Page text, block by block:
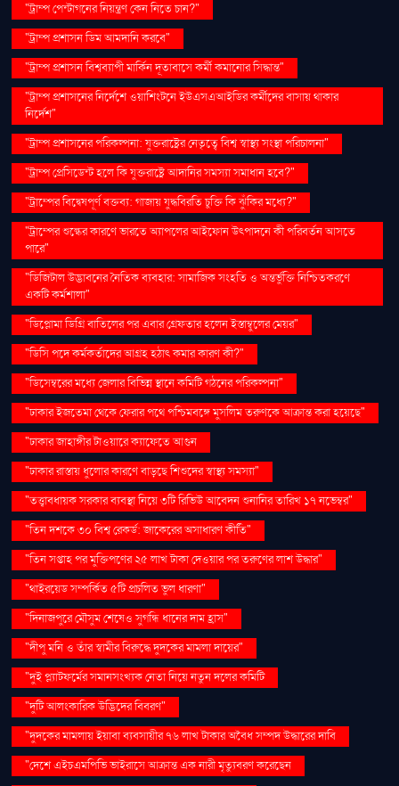
"ট্রাম্প পেন্টাগনের নিয়ন্ত্রণ কেন নিতে চান?"
"ট্রাম্প প্রশাসন ডিম আমদানি করবে"
"ট্রাম্প প্রশাসন বিশ্বব্যাপী মার্কিন দূতাবাসে কর্মী কমানোর সিদ্ধান্ত"
"ট্রাম্প প্রশাসনের নির্দেশে ওয়াশিংটনে ইউএসএআইডির কর্মীদের বাসায় থাকার
নির্দেশ"
"ট্রাম্প প্রশাসনের পরিকল্পনা: যুক্তরাষ্ট্রের নেতৃত্বে বিশ্ব স্বাস্থ্য সংস্থা পরিচালনা"
"ট্রাম্প প্রেসিডেন্ট হলে কি যুক্তরাষ্ট্রে আদানির সমস্যা সমাধান হবে?"
"ট্রাম্পের বিদ্বেষপূর্ণ বক্তব্য: গাজায় যুদ্ধবিরতি চুক্তি কি ঝুঁকির মধ্যে?"
"ট্রাম্পের শুল্কের কারণে ভারতে অ্যাপলের আইফোন উৎপাদনে কী পরিবর্তন আসতে
পারে"
"ডিজিটাল উদ্ভাবনের নৈতিক ব্যবহার: সামাজিক সংহতি ও অন্তর্ভুক্তি নিশ্চিতকরণে
একটি কর্মশালা"
"ডিপ্লোমা ডিগ্রি বাতিলের পর এবার গ্রেফতার হলেন ইস্তাম্বুলের মেয়র"
"ডিসি পদে কর্মকর্তাদের আগ্রহ হঠাৎ কমার কারণ কী?"
"ডিসেম্বরের মধ্যে জেলার বিভিন্ন স্থানে কমিটি গঠনের পরিকল্পনা"
"ঢাকার ইজতেমা থেকে ফেরার পথে পশ্চিমবঙ্গে মুসলিম তরুণকে আক্রান্ত করা হয়েছে"
"ঢাকার জাহাঙ্গীর টাওয়ারে ক্যাফেতে আগুন
"ঢাকার রাস্তায় ধুলোর কারণে বাড়ছে শিশুদের স্বাস্থ্য সমস্যা"
"তত্ত্বাবধায়ক সরকার ব্যবস্থা নিয়ে ৩টি রিভিউ আবেদন শুনানির তারিখ ১৭ নভেম্বর"
"তিন দশকে ৩০ বিশ্ব রেকর্ড: জাকেরের অসাধারণ কীর্তি"
"তিন সপ্তাহ পর মুক্তিপণের ২৫ লাখ টাকা দেওয়ার পর তরুণের লাশ উদ্ধার"
"থাইরয়েড সম্পর্কিত ৫টি প্রচলিত ভুল ধারণা"
"দিনাজপুরে মৌসুম শেষেও সুগন্ধি ধানের দাম হ্রাস"
"দীপু মনি ও তাঁর স্বামীর বিরুদ্ধে দুদকের মামলা দায়ের"
"দুই প্ল্যাটফর্মের সমানসংখ্যক নেতা নিয়ে নতুন দলের কমিটি
"দুটি আলংকারিক উদ্ভিদের বিবরণ"
"দুদকের মামলায় ইয়াবা ব্যবসায়ীর ৭৬ লাখ টাকার অবৈধ সম্পদ উদ্ধারের দাবি
"দেশে এইচএমপিভি ভাইরাসে আক্রান্ত এক নারী মৃত্যুবরণ করেছেন